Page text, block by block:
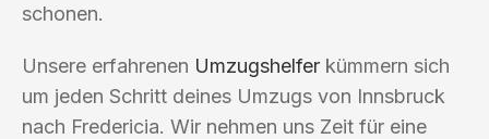
schonen.
Unsere erfahrenen Umzugshelfer kümmern sich
um jeden Schritt deines Umzugs von Innsbruck
nach Fredericia. Wir nehmen uns Zeit für eine